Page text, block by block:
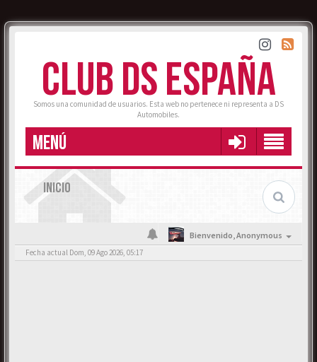
CLUB DS ESPAÑA
Somos una comunidad de usuarios. Esta web no pertenece ni representa a DS
Automobiles.
MENÚ
INICIO
Bienvenido,Anonymous
Fecha actual Dom, 09 Ago 2026, 05:17